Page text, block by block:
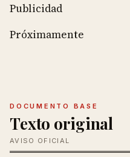
Publicidad
Próximamente
DOCUMENTO BASE
Texto original
AVISO OFICIAL